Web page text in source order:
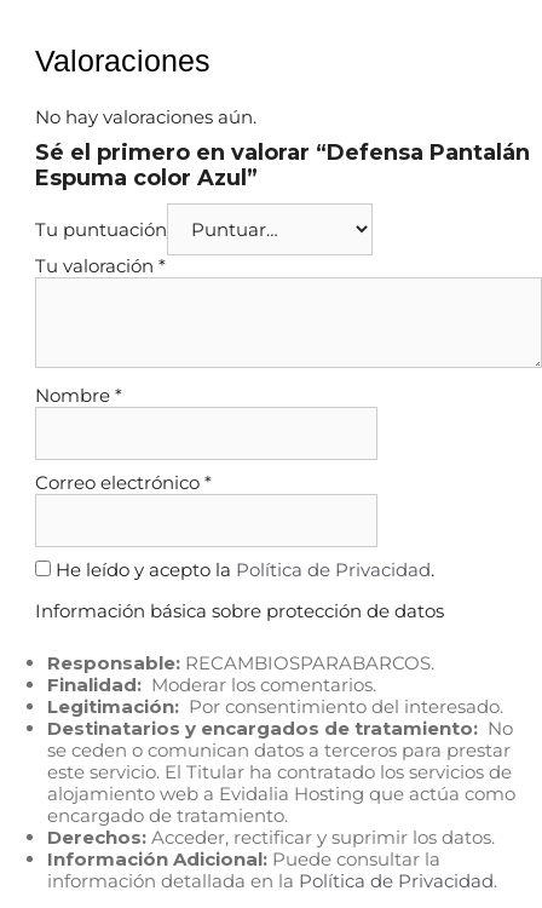
Valoraciones
No hay valoraciones aún.
Sé el primero en valorar “Defensa Pantalán
Espuma color Azul”
Tu puntuación
Tu valoración *
Nombre *
Correo electrónico *
He leído y acepto la Política de Privacidad.
Información básica sobre protección de datos
Responsable: RECAMBIOSPARABARCOS.
Finalidad: Moderar los comentarios.
Legitimación: Por consentimiento del interesado.
Destinatarios y encargados de tratamiento: No
se ceden o comunican datos a terceros para prestar
este servicio. El Titular ha contratado los servicios de
alojamiento web a Evidalia Hosting que actúa como
encargado de tratamiento.
Derechos: Acceder, rectificar y suprimir los datos.
Información Adicional: Puede consultar la
información detallada en la Política de Privacidad.